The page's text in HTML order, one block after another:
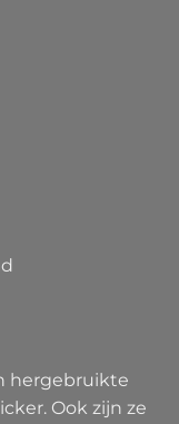
hergebruikte
Ook zijn ze